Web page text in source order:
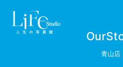
青山店